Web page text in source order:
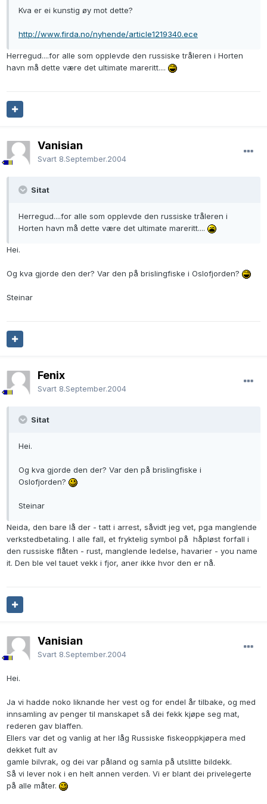
Kva er ei kunstig øy mot dette?
http://www.firda.no/nyhende/article1219340.ece
Herregud....for alle som opplevde den russiske tråleren i Horten
havn må dette være det ultimate mareritt....
Vanisian
Svart 8.September.2004
Sitat
Herregud....for alle som opplevde den russiske tråleren i
Horten havn må dette være det ultimate mareritt....
Hei.
Og kva gjorde den der? Var den på brislingfiske i Oslofjorden?
Steinar
Fenix
Svart 8.September.2004
Sitat
Hei.
Og kva gjorde den der? Var den på brislingfiske i
Oslofjorden?
Steinar
Neida, den bare lå der - tatt i arrest, såvidt jeg vet, pga manglende
verkstedbetaling. I alle fall, et fryktelig symbol på håpløst forfall i
den russiske flåten - rust, manglende ledelse, havarier - you name
it. Den ble vel tauet vekk i fjor, aner ikke hvor den er nå.
Vanisian
Svart 8.September.2004
Hei.
Ja vi hadde noko liknande her vest og for endel år tilbake, og med
innsamling av penger til manskapet så dei fekk kjøpe seg mat,
rederen gav blaffen.
Ellers var det og vanlig at her låg Russiske fiskeoppkjøpera med
dekket fult av
gamle bilvrak, og dei var påland og samla på utslitte bildekk.
Så vi lever nok i en helt annen verden. Vi er blant dei privelegerte
på alle måter.